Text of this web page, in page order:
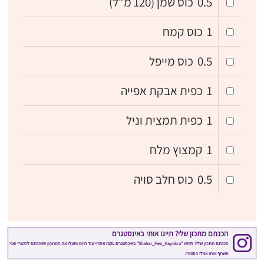
1 כוס קמח
0.5 כוס מייפל
1 כפית אבקת אפייה
1 כפית תמצית וניל
1 קמצוץ מלח
0.5 כוס חלב סויה